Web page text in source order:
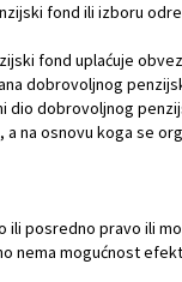
fond ili izboru
fond uplaćuje
dobrovoljnog
dobrovoljnog
na osnovu koga se
posredno pravo ili
nema mogućnost